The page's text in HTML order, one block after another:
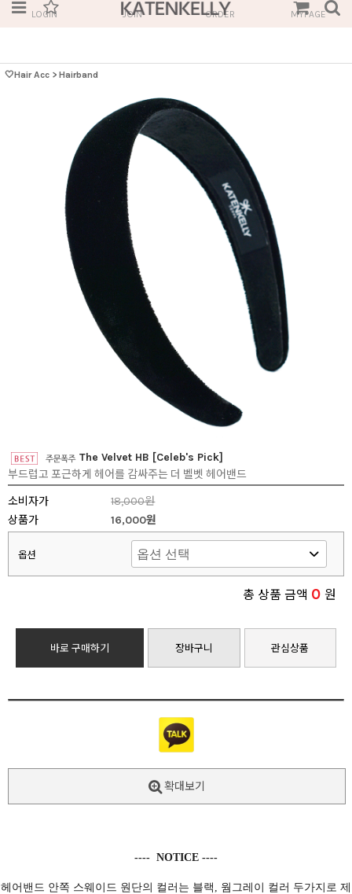
LOGIN JOIN ORDER MYPAGE
🤍Hair Acc > Hairband
The Velvet HB [Celeb's Pick]
부드럽고 포근하게 헤어를 감싸주는 더 벨벳 헤어밴드
소비자가
18,000원
상품가
16,000원
옵션
총 상품 금액 0 원
바로 구매하기 장바구니 관심상품
확대보기
---- NOTICE ----
헤어밴드 안쪽 스웨이드 원단의 컬러는 블랙, 웜그레이 컬러 두가지로 제